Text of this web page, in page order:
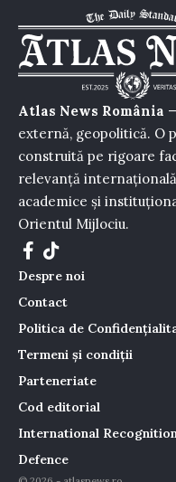
Atlas News România
externă, geopolitică. O
construită pe rigoare
relevanță
academice și
Orientul Mijlociu.
Despre noi
Contact
Politica de
Termeni și condiții
Parteneriate
Cod editorial
International
Defence